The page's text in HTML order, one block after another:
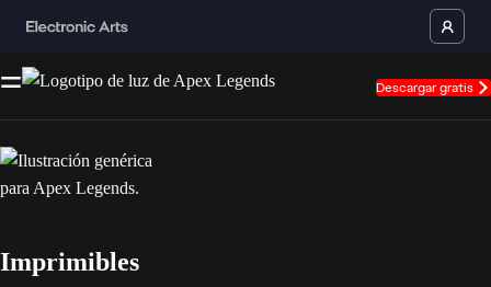
Descargar gratis
Imprimibles